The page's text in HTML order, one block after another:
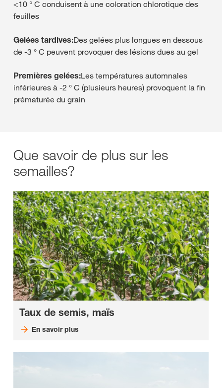
<10 ° C conduisent à une coloration chlorotique des
feuilles
Gelées tardives:Des gelées plus longues en dessous
de -3 ° C peuvent provoquer des lésions dues au gel
Premières gelées:Les températures automnales
inférieures à -2 ° C (plusieurs heures) provoquent la fin
prématurée du grain
Que savoir de plus sur les
semailles?
Taux de semis, maïs
En savoir plus